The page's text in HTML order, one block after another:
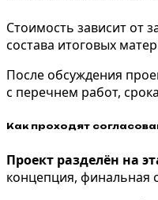
Стоимость зависит от
состава итоговых
После обсуждения
с перечнем работ,
Как проходят
Проект разделён на
концепция, финальная